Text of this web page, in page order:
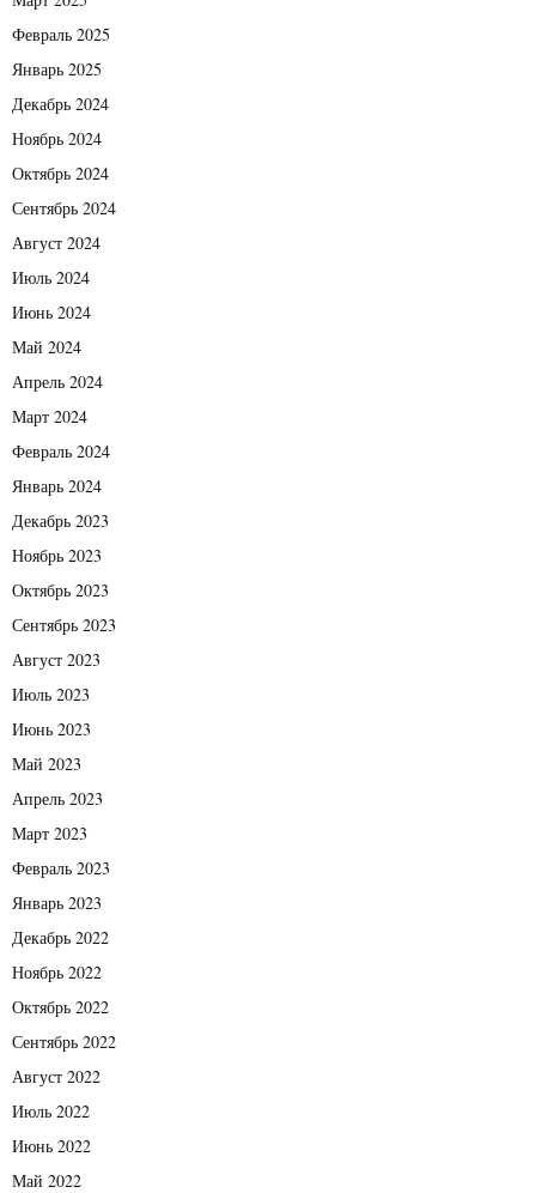
Февраль 2025
Январь 2025
Декабрь 2024
Ноябрь 2024
Октябрь 2024
Сентябрь 2024
Август 2024
Июль 2024
Июнь 2024
Май 2024
Апрель 2024
Март 2024
Февраль 2024
Январь 2024
Декабрь 2023
Ноябрь 2023
Октябрь 2023
Сентябрь 2023
Август 2023
Июль 2023
Июнь 2023
Май 2023
Апрель 2023
Март 2023
Февраль 2023
Январь 2023
Декабрь 2022
Ноябрь 2022
Октябрь 2022
Сентябрь 2022
Август 2022
Июль 2022
Июнь 2022
Май 2022